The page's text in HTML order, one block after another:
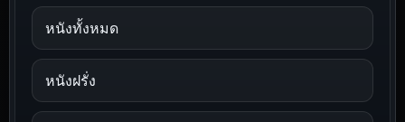
หนังทั้งหมด
หนังฝรั่ง